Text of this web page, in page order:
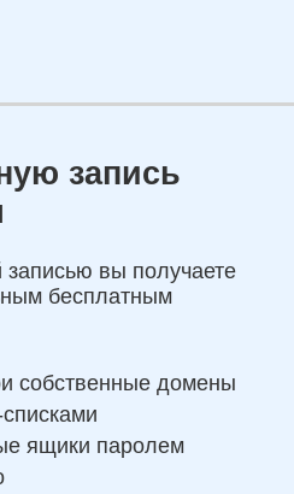
запись
записью вы получаете
бесплатным
собственные домены
ящики паролем